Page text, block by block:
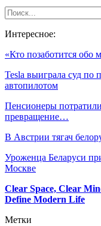
Интересное:
«Кто позаботится обо
Tesla выиграла суд по
автопилотом
Пенсионеры
превращение…
В Австрии тягач
Уроженца Беларуси
Москве
Clear Space, Clear
Define Modern Life
Метки